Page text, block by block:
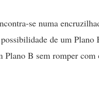
se numa
de um Plano
Plano B sem romper com